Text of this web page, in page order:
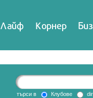
Лайф Корнер
DirTV Impressio
търси в Клубове